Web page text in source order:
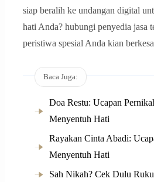
siap beralih ke undangan digital
hati Anda? hubungi penyedia jasa
peristiwa spesial Anda kian
Baca Juga:
Doa Restu: Ucapan
Menyentuh Hati
Rayakan Cinta Abadi:
Menyentuh Hati
Sah Nikah? Cek Dulu